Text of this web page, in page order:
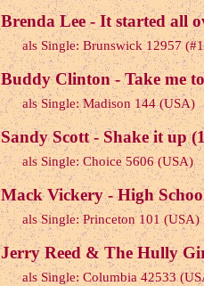
Brenda Lee - It started all
als Single: Brunswick 12957
Buddy Clinton - Take me
als Single: Madison 144 (USA)
Sandy Scott - Shake it up
als Single: Choice 5606 (USA)
Mack Vickery - High
als Single: Princeton 101 (USA)
Jerry Reed & The Hully
als Single: Columbia 42533